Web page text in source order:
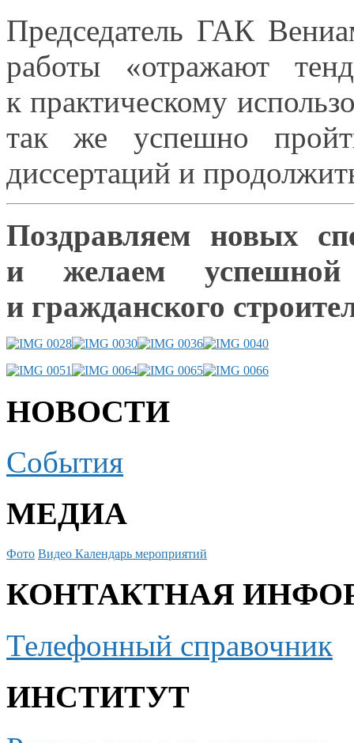
Председатель ГАК
работы «отражают
к практическому
так же успешно
диссертаций и
Поздравляем новых
и желаем
и гражданского
НОВОСТИ
События
МЕДИА
Фото Видео Календарь мероприятий
КОНТАКТНАЯ
Телефонный справочник
ИНСТИТУТ